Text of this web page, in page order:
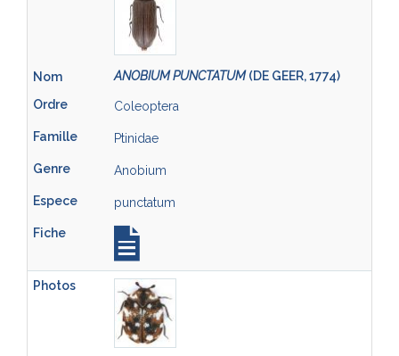
ANOBIUM PUNCTATUM(DE GEER, 1774)
Coleoptera
Ptinidae
Anobium
punctatum